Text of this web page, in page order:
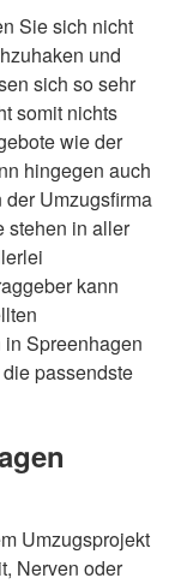
Sie sich nicht
und
sich so sehr
somit nichts
wie der
hingegen auch
Umzugsfirma
stehen in aller
kann
Spreenhagen
passendste
Umzugsprojekt
Nerven oder